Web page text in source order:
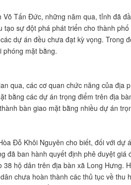
Võ Tấn Đức, những năm qua, tỉnh đã
tạo sự đột phá phát triển cho thành phố
dự án đều chưa đạt kỳ vọng. Trong
phóng mặt bằng.
qua, các cơ quan chức năng của địa
bằng các dự án trọng điểm trên địa
bàn giao mặt bằng nhiều dự án
Đỗ Khôi Nguyên cho biết, đối với dự
đã ban hành quyết định phê duyệt giá
hộ dân trên địa bàn xã Long Hưng.
chưa hoàn thành các thủ tục về thu